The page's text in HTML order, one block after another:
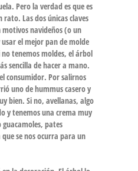
Pero la verdad es que es
Las dos únicas claves
navideños (o un
el mejor pan de molde
tenemos moldes, el árbol
sencilla de hacer a mano.
consumidor. Por salirnos
uno de hummus casero y
bien. Si no, avellanas, algo
y tenemos una crema muy
pates
se nos ocurra para un